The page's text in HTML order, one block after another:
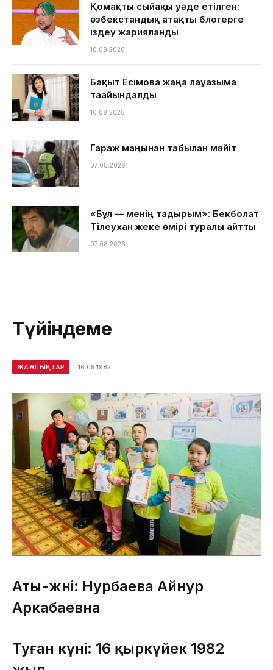
Қомақты сыйақы уәде етілген:
өзбекстандық атақты блогерге
іздеу жарияланды
10.08.2026
Бақыт Есімова жаңа лауазымға
тағайындалды
10.08.2026
Гараж маңынан табылған мәйіт
07.08.2026
«Бұл — менің тағдырым»: Бекболат
Тілеухан жеке өмірі туралы айтты
07.08.2026
Түйіндеме
ЖАҢАЛЫҚТАР 16.09.1982
Аты-жөні: Нурбаева Айнур
Аркабаевна
Туған күні: 16 қыркүйек 1982